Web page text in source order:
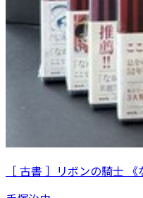
［ 古書 ］リボンの騎士